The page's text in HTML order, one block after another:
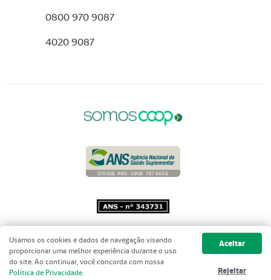
0800 970 9087
4020 9087
Copyright 2001 - 2026 Unimed do
Brasil - Todos os direitos reservados
Usamos os cookies e dados de navegação visando
proporcionar uma melhor experiência durante o uso
do site. Ao continuar, você concorda com nossa
Política de Privacidade.
Aceitar
Rejeitar